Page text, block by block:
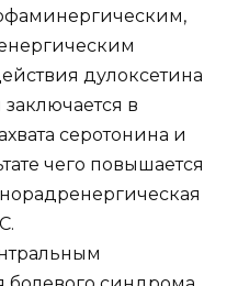
дулоксетина
в
серотонина и
чего повышается